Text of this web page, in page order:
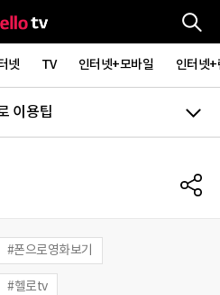
넷 TV 인터넷+모바일 인터넷+
이용팁
폰으로영화보기
헬로tv